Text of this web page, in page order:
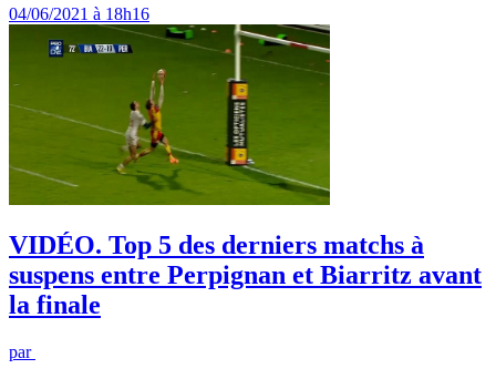
04/06/2021 à 18h16
VIDÉO. Top 5 des derniers matchs à
suspens entre Perpignan et Biarritz avant
la finale
par